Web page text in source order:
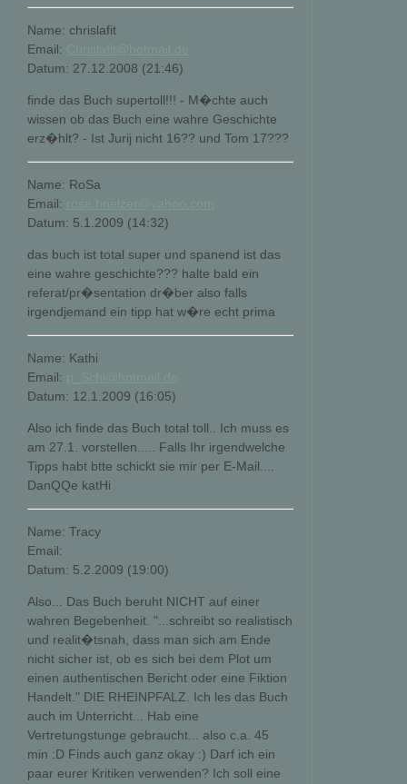
Name: chrislafit
Email:
Datum: 27.12.2008 (21:46)
finde das Buch supertoll!!! - M�chte auch
wissen ob das Buch eine wahre Geschichte
erz�hlt? - Ist Jurij nicht 16?? und Tom 17???
Name: RoSa
Email:
Datum: 5.1.2009 (14:32)
das buch ist total super und spanend ist das
eine wahre geschichte??? halte bald ein
referat/pr�sentation dr�ber also falls
irgendjemand ein tipp hat w�re echt prima
Name: Kathi
Email:
Datum: 12.1.2009 (16:05)
Also ich finde das Buch total toll.. Ich muss es
am 27.1. vorstellen..... Falls Ihr irgendwelche
Tipps habt btte schickt sie mir per E-Mail....
DanQQe katHi
Name: Tracy
Email:
Datum: 5.2.2009 (19:00)
Also... Das Buch beruht NICHT auf einer
wahren Begebenheit. "...schreibt so realistisch
und realit�tsnah, dass man sich am Ende
nicht sicher ist, ob es sich bei dem Plot um
einen authentischen Bericht oder eine Fiktion
Handelt." DIE RHEINPFALZ. Ich les das Buch
auch im Unterricht... Hab eine
Vertretungstunge gebraucht... also c.a. 45
min :D Finds auch ganz okay :) Darf ich ein
paar eurer Kritiken verwenden? Ich soll eine